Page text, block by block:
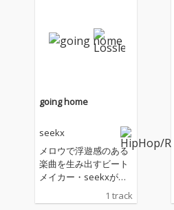
going home
seekx
メロウで浮遊感のある
楽曲を生み出すビート
メイカー・seekxが、
新曲「going home」を
リリース
1 track